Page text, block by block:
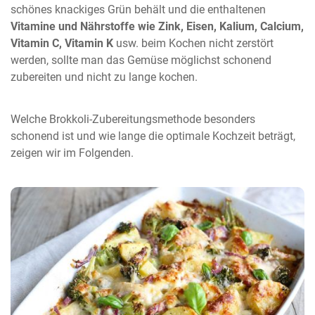
schönes knackiges Grün behält und die enthaltenen
Vitamine und Nährstoffe wie Zink, Eisen, Kalium, Calcium,
Vitamin C, Vitamin K usw. beim Kochen nicht zerstört
werden, sollte man das Gemüse möglichst schonend
zubereiten und nicht zu lange kochen.
Welche Brokkoli-Zubereitungsmethode besonders
schonend ist und wie lange die optimale Kochzeit beträgt,
zeigen wir im Folgenden.